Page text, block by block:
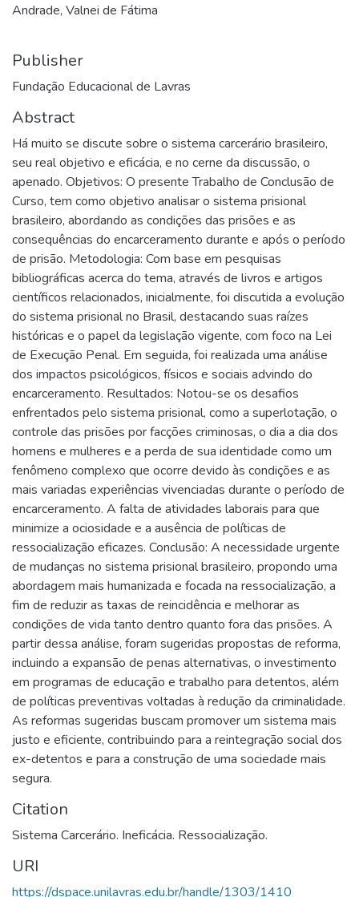
Andrade, Valnei de Fátima
Publisher
Fundação Educacional de Lavras
Abstract
Há muito se discute sobre o sistema carcerário brasileiro,
seu real objetivo e eficácia, e no cerne da discussão, o
apenado. Objetivos: O presente Trabalho de Conclusão de
Curso, tem como objetivo analisar o sistema prisional
brasileiro, abordando as condições das prisões e as
consequências do encarceramento durante e após o período
de prisão. Metodologia: Com base em pesquisas
bibliográficas acerca do tema, através de livros e artigos
científicos relacionados, inicialmente, foi discutida a evolução
do sistema prisional no Brasil, destacando suas raízes
históricas e o papel da legislação vigente, com foco na Lei
de Execução Penal. Em seguida, foi realizada uma análise
dos impactos psicológicos, físicos e sociais advindo do
encarceramento. Resultados: Notou-se os desafios
enfrentados pelo sistema prisional, como a superlotação, o
controle das prisões por facções criminosas, o dia a dia dos
homens e mulheres e a perda de sua identidade como um
fenômeno complexo que ocorre devido às condições e as
mais variadas experiências vivenciadas durante o período de
encarceramento. A falta de atividades laborais para que
minimize a ociosidade e a ausência de políticas de
ressocialização eficazes. Conclusão: A necessidade urgente
de mudanças no sistema prisional brasileiro, propondo uma
abordagem mais humanizada e focada na ressocialização, a
fim de reduzir as taxas de reincidência e melhorar as
condições de vida tanto dentro quanto fora das prisões. A
partir dessa análise, foram sugeridas propostas de reforma,
incluindo a expansão de penas alternativas, o investimento
em programas de educação e trabalho para detentos, além
de políticas preventivas voltadas à redução da criminalidade.
As reformas sugeridas buscam promover um sistema mais
justo e eficiente, contribuindo para a reintegração social dos
ex-detentos e para a construção de uma sociedade mais
segura.
Citation
Sistema Carcerário. Ineficácia. Ressocialização.
URI
https://dspace.unilavras.edu.br/handle/1303/1410